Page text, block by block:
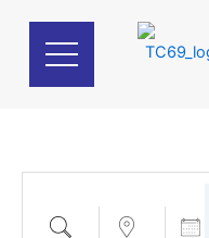
springen